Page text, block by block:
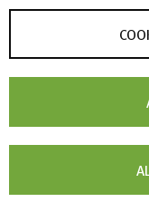
Crystal Data
International
dem Technicum
of Nuclear
Vollständigkeit